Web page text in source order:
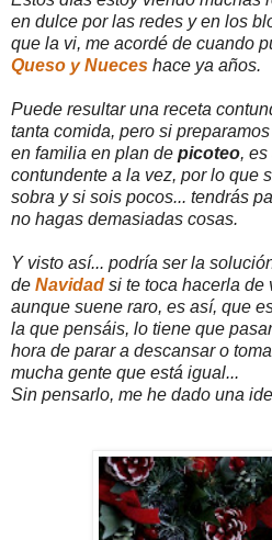
en dulce por las redes y en los
que la vi, me acordé de cuando
Queso y Nueces hace ya años.
Puede resultar una receta
tanta comida, pero si
en familia en plan de picoteo,
contundente a la vez, por lo que
sobra y si sois pocos... tendrás
no hagas demasiadas cosas.
Y visto así... podría ser la
de Navidad si te toca hacerla de
aunque suene raro, es así, que
la que pensáis, lo tiene que
hora de parar a descansar o
mucha gente que está igual...
Sin pensarlo, me he dado una